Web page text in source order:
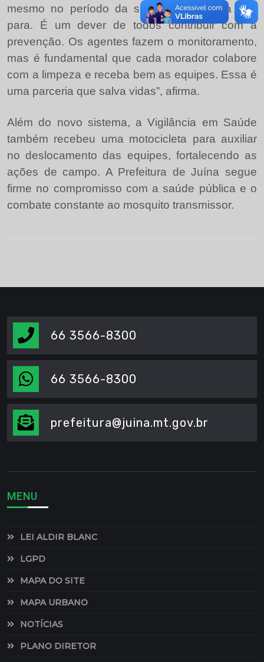
mesmo no período da seca. “A vigilância não
para. É um dever de todos contribuir com a
prevenção. Os agentes fazem o monitoramento,
mas é fundamental que cada morador colabore
com a limpeza e receba bem as equipes. Essa é
uma parceria que salva vidas”, afirma.
Além do novo sistema, a Vigilância em Saúde
também recebeu uma motocicleta para auxiliar
no deslocamento das equipes, fortalecendo as
ações de campo. A Prefeitura de Juína segue
firme no compromisso com a saúde pública e o
combate constante ao mosquito transmissor.
66 3566-8300
66 3566-8300
prefeitura@juina.mt.gov.br
MENU
LEI ALDIR BLANC
LGPD
MAPA DO SITE
MAPA URBANO
NOTÍCIAS
PLANO DIRETOR